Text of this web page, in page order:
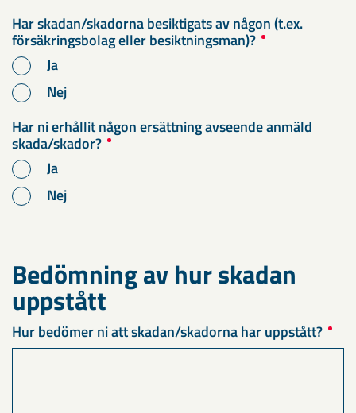
Har skadan/skadorna besiktigats av någon (t.ex.
försäkringsbolag eller besiktningsman)?
Ja
Nej
Har ni erhållit någon ersättning avseende anmäld
skada/skador?
Ja
Nej
Bedömning av hur skadan
uppstått
Hur bedömer ni att skadan/skadorna har uppstått?